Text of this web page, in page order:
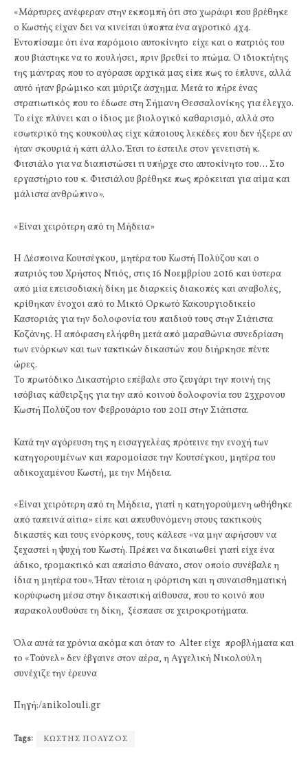
«Μάρτυρες ανέφεραν στην εκπομπή ότι στο χωράφι που βρέθηκε
ο Κωστής είχαν δει να κινείται ύποπτα ένα αγροτικό 4χ4.
Εντοπίσαμε ότι ένα παρόμοιο αυτοκίνητο είχε και ο πατριός του
που βιάστηκε να το πουλήσει, πριν βρεθεί το πτώμα. Ο ιδιοκτήτης
της μάντρας που το αγόρασε αρχικά μας είπε πως το έπλυνε, αλλά
αυτό ήταν βρώμικο και μύριζε άσχημα. Μετά το πήρε ένας
στρατιωτικός που το έδωσε στη Σήμανη Θεσσαλονίκης για έλεγχο.
Το είχε πλύνει και ο ίδιος με βιολογικό καθαρισμό, αλλά στο
εσωτερικό της κουκούλας είχε κάποιους λεκέδες που δεν ήξερε αν
ήταν σκουριά ή κάτι άλλο. Έτσι το έστειλε στον γενετιστή κ.
Φιτσιάλο για να διαπιστώσει τι υπήρχε στο αυτοκίνητο του… Στο
εργαστήριο του κ. Φιτσιάλου βρέθηκε πως πρόκειται για αίμα και
μάλιστα ανθρώπινο».
«Είναι χειρότερη από τη Μήδεια»
Η Δέσποινα Κουτσέγκου, μητέρα του Κωστή Πολύζου και ο
πατριός του Χρήστος Ντιός, στις 16 Νοεμβρίου 2016 και ύστερα
από μία επεισοδιακή δίκη με διαρκείς διακοπές και αναβολές,
κρίθηκαν ένοχοι από το Μικτό Ορκωτό Κακουργιοδικείο
Καστοριάς για την δολοφονία του παιδιού τους στην Σιάτιστα
Κοζάνης. Η απόφαση ελήφθη μετά από μαραθώνια συνεδρίαση
των ενόρκων και των τακτικών δικαστών που διήρκησε πέντε
ώρες.
Το πρωτόδικο Δικαστήριο επέβαλε στο ζευγάρι την ποινή της
ισόβιας κάθειρξης για την από κοινού δολοφονία του 23χρονου
Κωστή Πολύζου τον Φεβρουάριο του 2011 στην Σιάτιστα.
Κατά την αγόρευση της η εισαγγελέας πρότεινε την ενοχή των
κατηγορουμένων και παρομοίασε την Κουτσέγκου, μητέρα του
αδικοχαμένου Κωστή, με την Μήδεια.
«Είναι χειρότερη από τη Μήδεια, γιατί η κατηγορούμενη ωθήθηκε
από ταπεινά αίτια» είπε και απευθυνόμενη στους τακτικούς
δικαστές και τους ενόρκους, τους κάλεσε «να μην αφήσουν να
ξεχαστεί η ψυχή του Κωστή. Πρέπει να δικαιωθεί γιατί είχε ένα
άδικο, τρομακτικό και απαίσιο θάνατο, στον οποίο συνέβαλε η
ίδια η μητέρα του». Ήταν τέτοια η φόρτιση και η συναισθηματική
κορύφωση μέσα στην δικαστική αίθουσα, που το κοινό που
παρακολουθούσε τη δίκη, ξέσπασε σε χειροκροτήματα.
Όλα αυτά τα χρόνια ακόμα και όταν το Alter είχε προβλήματα και
το «Τούνελ» δεν έβγαινε στον αέρα, η Αγγελική Νικολούλη
συνέχιζε την έρευνα
Πηγή:/anikolouli.gr
Tags: ΚΩΣΤΗΣ ΠΟΛΥΖΟΣ